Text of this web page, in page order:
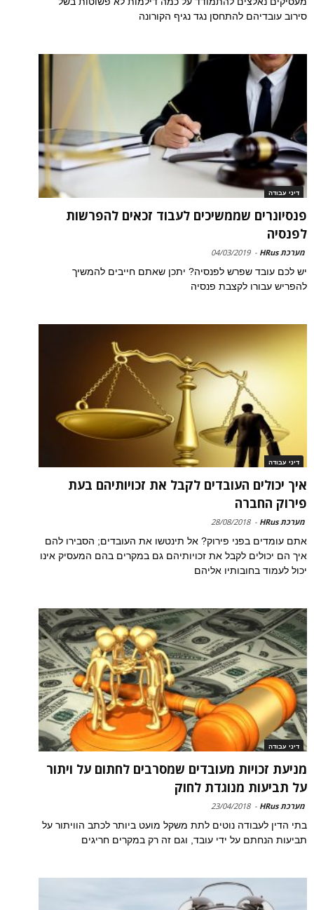
סירוב עובדיהם להתחסן נגד נגיף הקורונה
דיני עבודה
פנסיונרים שממשיכים לעבוד זכאים להפרשות
לפנסיה
מערכת HRus -
04/03/2019
יש לכם עובד שפרש לפנסיה? יתכן שאתם חייבים להמשיך
להפריש עבורו לקצבת פנסיה
דיני עבודה
איך יכולים העובדים לקבל את זכויותיהם בעת
פירוק החברה
מערכת HRus -
28/08/2018
אתם עומדים בפני פירוק? אל תינטשו את העובדים; הסבירו להם
איך הם יכולים לקבל את זכויותיהם גם במקרים בהם המעסיק אינו
יכול לעמוד בחובותיו אליהם
דיני עבודה
מניעת זכויות מעובדים שמסרבים לחתום על ויתור
על תביעות מנוגדת לחוק
מערכת HRus -
23/04/2018
בתי הדין לעבודה נוטים לתת משקל מועט ביותר לכתב הוויתור על
תביעות הנחתם על ידי עובד, וגם זה רק במקרים חריגים